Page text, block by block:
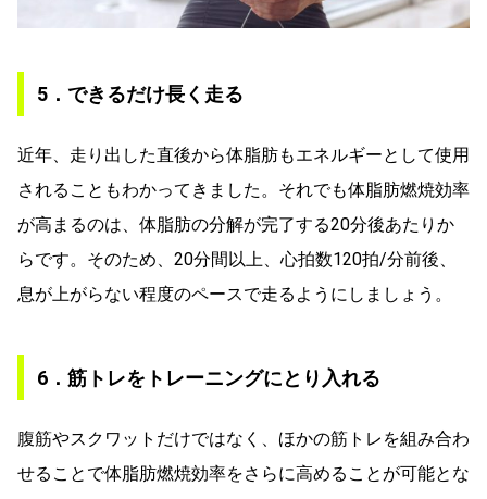
5．できるだけ長く走る
近年、走り出した直後から体脂肪もエネルギーとして使用
されることもわかってきました。それでも体脂肪燃焼効率
が高まるのは、体脂肪の分解が完了する20分後あたりか
らです。そのため、20分間以上、心拍数120拍/分前後、
息が上がらない程度のペースで走るようにしましょう。
6．筋トレをトレーニングにとり入れる
腹筋やスクワットだけではなく、ほかの筋トレを組み合わ
せることで体脂肪燃焼効率をさらに高めることが可能とな